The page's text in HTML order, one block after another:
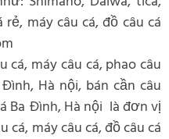
rẻ, máy câu cá, đồ câu cá
cá, máy câu cá, phao câu
Hà nội, bán cần câu
Ba Đình, Hà nội là đơn vị
cá, máy câu cá, đồ câu cá